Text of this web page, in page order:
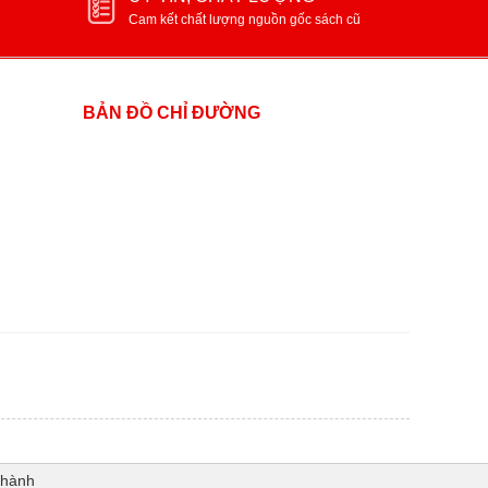
Cam kết chất lượng nguồn gốc sách cũ
BẢN ĐỒ CHỈ ĐƯỜNG